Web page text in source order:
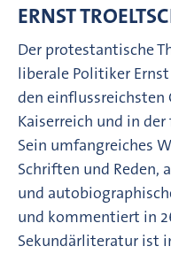
ERNST
Der protestantische
liberale Politiker Ernst
den einflussreichsten
Kaiserreich und in
Sein umfangreiches
Schriften und Reden,
und
und kommentiert in
Sekundärliteratur ist